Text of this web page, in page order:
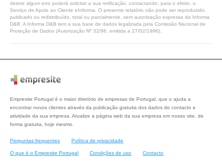
detete algum erro poderá solicitar a sua retificação, contactando, para o efeito, o
Serviço de Apoio ao Cliente eInforma. O presente relatório não pode ser reproduzido,
publicado ou redistribuído, total ou parcialmente, sem autorização expressa da Informa
D&B. A Informa D&B tem a sua base de dados legalizada pela Comissão Nacional de
Proteção de Dados (Autorização Nº 32/96, emitida a 27/02/1996).
Empresite Portugal é o maior diretório de empresas de Portugal, que o ajuda a
encontrar novos clientes através da publicação gratuita dos dados de contacto e
atividade da sua empresa. Atualize a página web da sua empresa em nosso site, de
forma gratuita, hoje mesmo.
Perguntas frequentes Política de privacidade
O que é o Empresite Portugal Condições de uso Contacto